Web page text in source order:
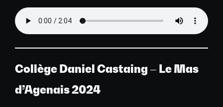
Collège Daniel Castaing – Le Mas
d’Agenais 2024